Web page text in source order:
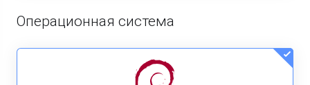
Операционная система